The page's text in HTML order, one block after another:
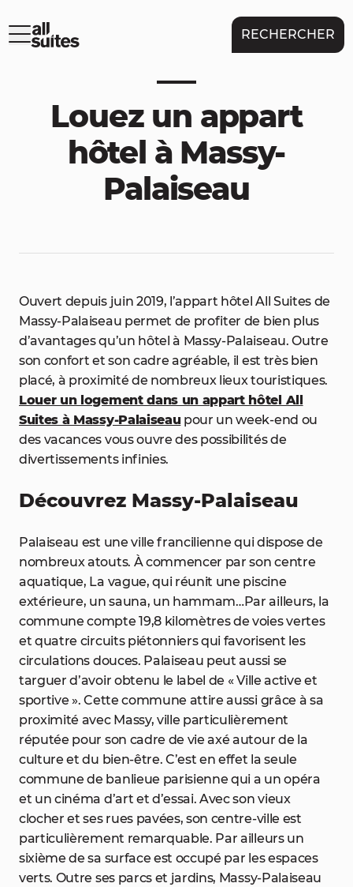
RECHERCHER
Louez un appart
hôtel à Massy-
Palaiseau
Ouvert depuis juin 2019, l’appart hôtel All Suites de
Massy-Palaiseau permet de profiter de bien plus
d’avantages qu’un hôtel à Massy-Palaiseau. Outre
son confort et son cadre agréable, il est très bien
placé, à proximité de nombreux lieux touristiques.
Louer un logement dans un appart hôtel All
Suites à Massy-Palaiseau pour un week-end ou
des vacances vous ouvre des possibilités de
divertissements infinies.
Découvrez Massy-Palaiseau
Palaiseau est une ville francilienne qui dispose de
nombreux atouts. À commencer par son centre
aquatique, La vague, qui réunit une piscine
extérieure, un sauna, un hammam…Par ailleurs, la
commune compte 19,8 kilomètres de voies vertes
et quatre circuits piétonniers qui favorisent les
circulations douces. Palaiseau peut aussi se
targuer d’avoir obtenu le label de « Ville active et
sportive ». Cette commune attire aussi grâce à sa
proximité avec Massy, ville particulièrement
réputée pour son cadre de vie axé autour de la
culture et du bien-être. C’est en effet la seule
commune de banlieue parisienne qui a un opéra
et un cinéma d’art et d’essai. Avec son vieux
clocher et ses rues pavées, son centre-ville est
particulièrement remarquable. Par ailleurs un
sixième de sa surface est occupé par les espaces
verts. Outre ses parcs et jardins, Massy-Palaiseau